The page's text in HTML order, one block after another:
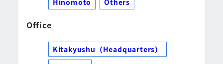
Office
Kitakyushu（Headquarters）